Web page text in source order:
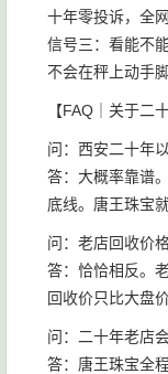
十年零投诉，全网
信号三：看能不
不会在秤上动手脚
【FAQ｜关于二
问：西安二十年
答：大概率靠谱
底线。唐王珠宝
问：老店回收价
答：恰恰相反。
回收价只比大盘
问：二十年老店
答：唐王珠宝全